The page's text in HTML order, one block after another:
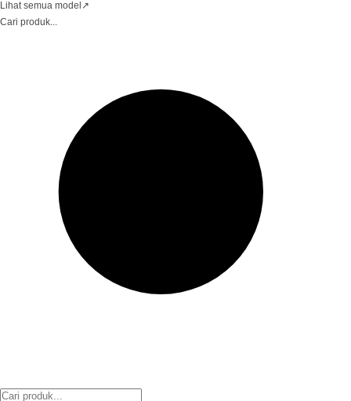
Lihat semua model ↗
Cari produk...